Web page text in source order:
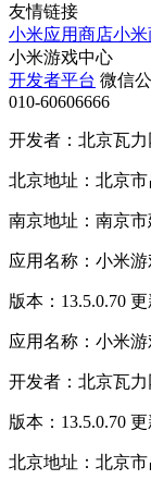
友情链接
小米应用商店小
小米游戏中心
开发者平台 微信
010-60606666
开发者：北京瓦
北京地址：北京
南京地址：南京
应用名称：小米
版本：13.5.0.70
应用名称：小米
开发者：北京瓦力
版本：13.5.0.70
北京地址：北京